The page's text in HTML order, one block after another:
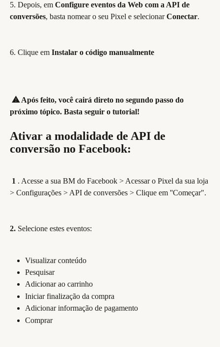
5. Depois, em Configure eventos da Web com a API de
conversões, basta nomear o seu Pixel e selecionar Conectar.
6. Clique em Instalar o código manualmente
⚠ Após feito, você cairá direto no segundo passo do
próximo tópico. Basta seguir o tutorial!
Ativar a modalidade de API de
conversão no Facebook:
1 . Acesse a sua BM do Facebook > Acessar o Pixel da sua loja
> Configurações > API de conversões > Clique em ''Começar".
2. Selecione estes eventos:
Visualizar conteúdo
Pesquisar
Adicionar ao carrinho
Iniciar finalização da compra
Adicionar informação de pagamento
Comprar